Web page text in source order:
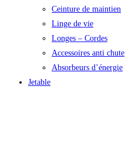
Ceinture de maintien
Linge de vie
Longes – Cordes
Accessoires anti chute
Absorbeurs d’énergie
Jetable